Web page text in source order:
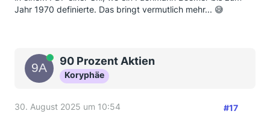
Jahr 1970 definierte. Das bringt vermutlich mehr... 😅
Online90 Prozent Aktien
Koryphäe
30. August 2025 um 10:54 #17